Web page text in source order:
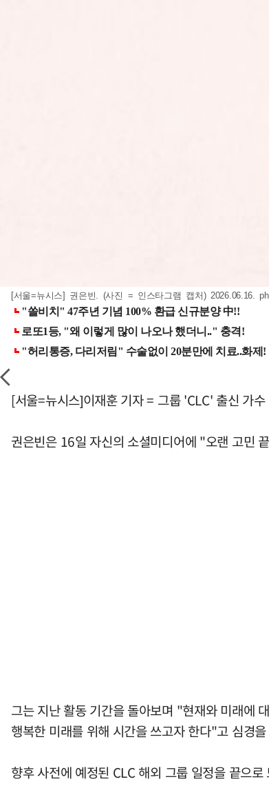
[서울=뉴시스] 권은빈. (사진 = 인스타그램 캡처) 2026.06.16.
[서울=뉴시스]이재훈 기자 = 그룹 'CLC' 출신 가
권은빈은 16일 자신의 소셜미디어에 "오랜 고민
그는 지난 활동 기간을 돌아보며 "현재와 미래에
행복한 미래를 위해 시간을 쓰고자 한다"고 심경
향후 사전에 예정된 CLC 해외 그룹 일정을 끝으